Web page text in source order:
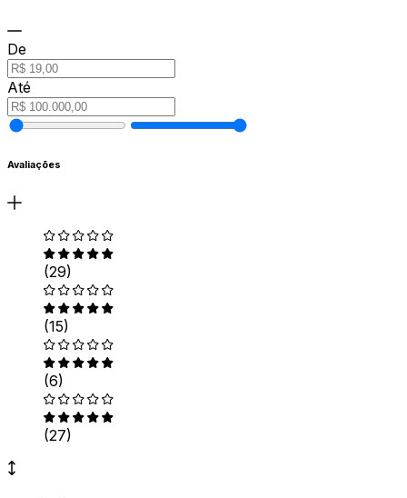
De
Até
Avaliações
(29)
(15)
(6)
(27)